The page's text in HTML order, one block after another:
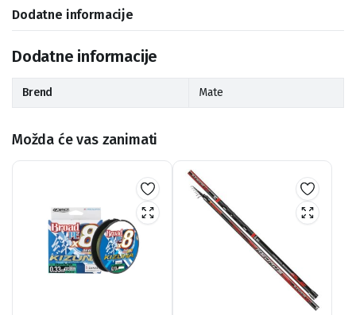
Dodatne informacije
Dodatne informacije
Brend Mate
Možda će vas zanimati